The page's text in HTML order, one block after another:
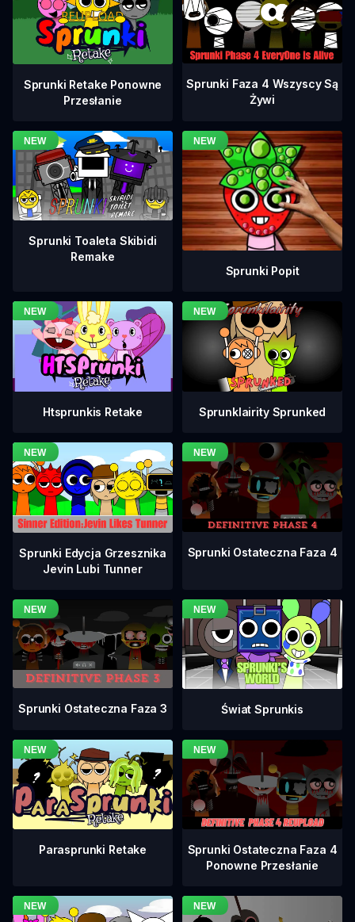
Sprunki Retake Ponowne
Przesłanie
Sprunki Faza 4 Wszyscy Są
Żywi
Sprunki Toaleta Skibidi
Remake
Sprunki Popit
Htsprunkis Retake Sprunklairity Sprunked
Sprunki Edycja Grzesznika
Jevin Lubi Tunner
Sprunki Ostateczna Faza 4
Sprunki Ostateczna Faza 3 Świat Sprunkis
Parasprunki Retake
Sprunki Ostateczna Faza 4
Ponowne Przesłanie